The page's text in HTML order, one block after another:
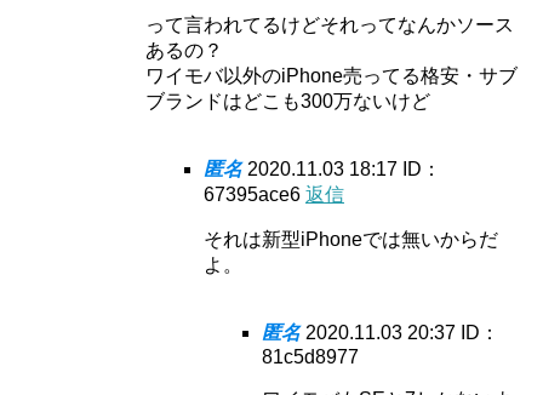
って言われてるけどそれってなんかソース
あるの？
ワイモバ以外のiPhone売ってる格安・サブ
ブランドはどこも300万ないけど
匿名 2020.11.03 18:17 ID：
67395ace6 返信
それは新型iPhoneでは無いからだ
よ。
匿名 2020.11.03 20:37 ID：
81c5d8977